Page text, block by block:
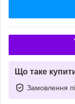
Що таке
Замовлення